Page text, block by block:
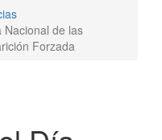
Nacional de las
Forzada